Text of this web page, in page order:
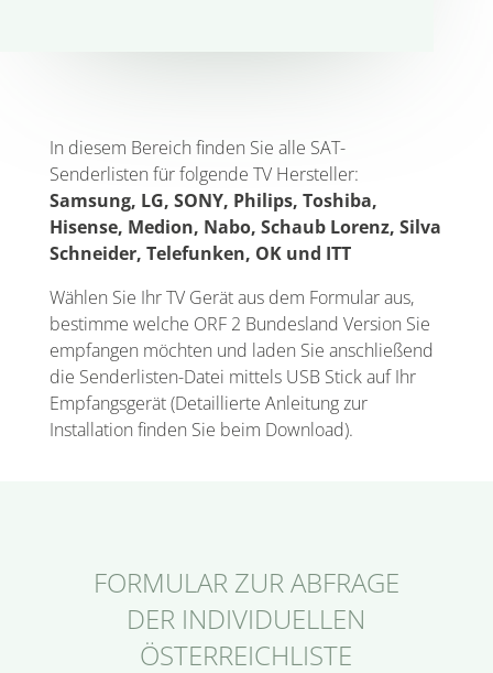
In diesem Bereich finden Sie alle SAT-
Senderlisten für folgende TV Hersteller:
Samsung, LG, SONY, Philips, Toshiba,
Hisense, Medion, Nabo, Schaub Lorenz, Silva
Schneider, Telefunken, OK und ITT
Wählen Sie Ihr TV Gerät aus dem Formular aus,
bestimme welche ORF 2 Bundesland Version Sie
empfangen möchten und laden Sie anschließend
die Senderlisten-Datei mittels USB Stick auf Ihr
Empfangsgerät (Detaillierte Anleitung zur
Installation finden Sie beim Download).
FORMULAR ZUR ABFRAGE
DER INDIVIDUELLEN
ÖSTERREICHLISTE